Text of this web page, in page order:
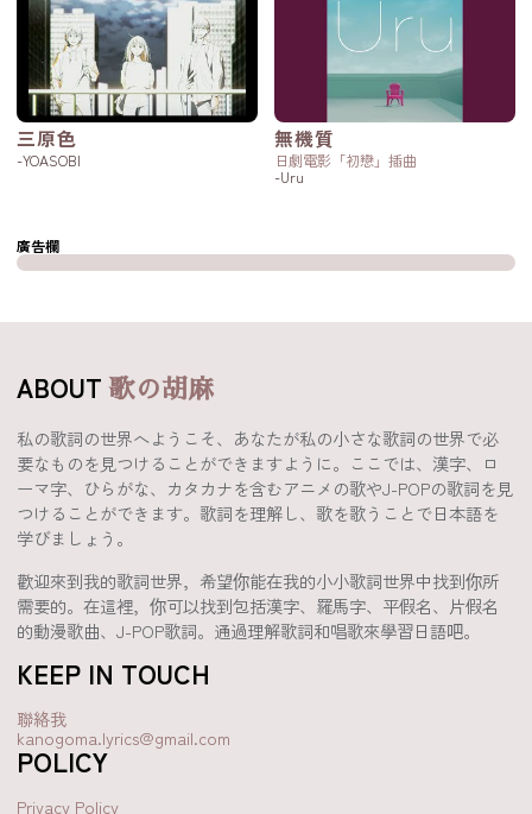
三原色
-YOASOBI
無機質
日劇電影「初戀」插曲
-Uru
廣告欄
ABOUT歌の胡麻
私の歌詞の世界へようこそ、あなたが私の小さな歌詞の世界で必
要なものを見つけることができますように。ここでは、漢字、ロ
ーマ字、ひらがな、カタカナを含むアニメの歌やJ-POPの歌詞を見
つけることができます。歌詞を理解し、歌を歌うことで日本語を
学びましょう。
歡迎來到我的歌詞世界，希望你能在我的小小歌詞世界中找到你所
需要的。在這裡，你可以找到包括漢字、羅馬字、平假名、片假名
的動漫歌曲、J-POP歌詞。通過理解歌詞和唱歌來學習日語吧。
KEEP IN TOUCH
聯絡我
kanogoma.lyrics@gmail.com
POLICY
Privacy Policy